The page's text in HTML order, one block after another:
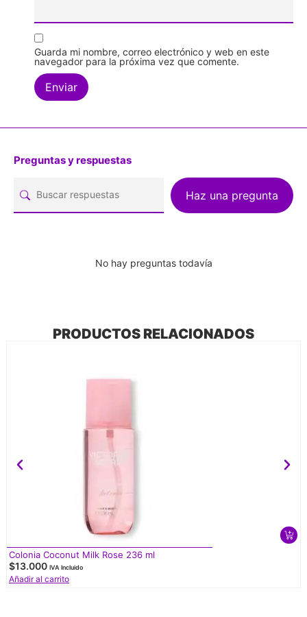
Guarda mi nombre, correo electrónico y web en este
navegador para la próxima vez que comente.
Preguntas y respuestas
Haz una pregunta
No hay preguntas todavía
PRODUCTOS RELACIONADOS
Colonia Coconut Milk Rose 236 ml
$13.000 IVA Incluido
Añadir al carrito